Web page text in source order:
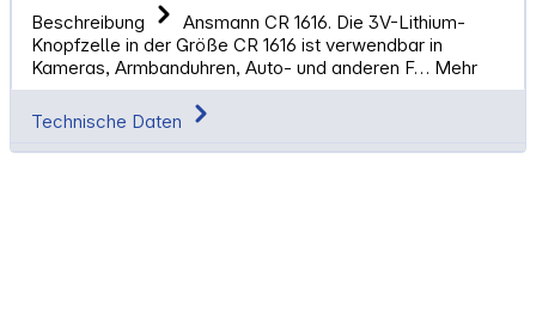
Beschreibung
Ansmann CR 1616. Die 3V-Lithium-
Knopfzelle in der Größe CR 1616 ist verwendbar in
Kameras, Armbanduhren, Auto- und anderen F… Mehr
Technische Daten